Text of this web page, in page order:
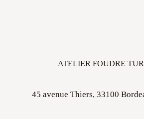
ATELIER FOUDRE
45 avenue Thiers, 33100